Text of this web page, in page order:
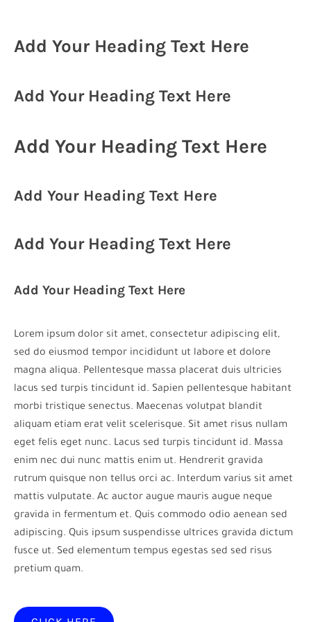
Add Your Heading Text Here
Add Your Heading Text Here
Add Your Heading Text Here
Add Your Heading Text Here
Add Your Heading Text Here
Add Your Heading Text Here
Lorem ipsum dolor sit amet, consectetur adipiscing elit,
sed do eiusmod tempor incididunt ut labore et dolore
magna aliqua. Pellentesque massa placerat duis ultricies
lacus sed turpis tincidunt id. Sapien pellentesque habitant
morbi tristique senectus. Maecenas volutpat blandit
aliquam etiam erat velit scelerisque. Sit amet risus nullam
eget felis eget nunc. Lacus sed turpis tincidunt id. Massa
enim nec dui nunc mattis enim ut. Hendrerit gravida
rutrum quisque non tellus orci ac. Interdum varius sit amet
mattis vulputate. Ac auctor augue mauris augue neque
gravida in fermentum et. Quis commodo odio aenean sed
adipiscing. Quis ipsum suspendisse ultrices gravida dictum
fusce ut. Sed elementum tempus egestas sed sed risus
pretium quam.